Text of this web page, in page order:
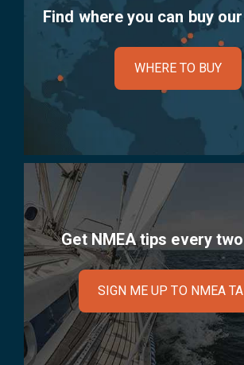
Find where you can buy
WHERE TO BUY
Get NMEA tips every
SIGN ME UP TO NMEA